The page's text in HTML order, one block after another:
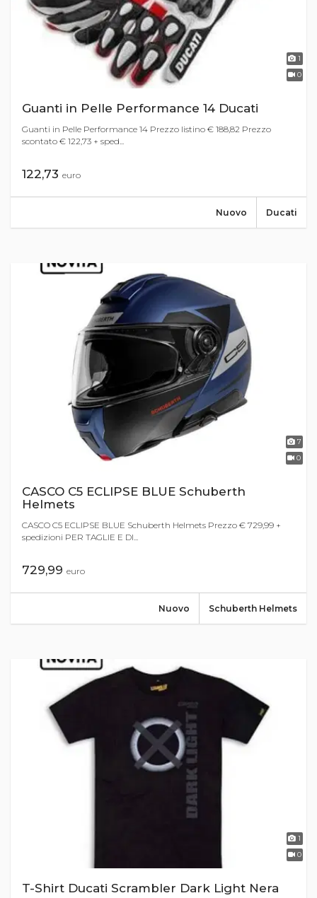
1
0
Guanti in Pelle Performance 14 Ducati
Guanti in Pelle Performance 14 Prezzo listino € 188,82 Prezzo
scontato € 122,73 + sped...
122,73 euro
Ducati
Nuovo
7
0
CASCO C5 ECLIPSE BLUE Schuberth
Helmets
CASCO C5 ECLIPSE BLUE Schuberth Helmets Prezzo € 729,99 +
spedizioni PER TAGLIE E DI...
729,99 euro
Schuberth Helmets
Nuovo
1
0
T-Shirt Ducati Scrambler Dark Light Nera